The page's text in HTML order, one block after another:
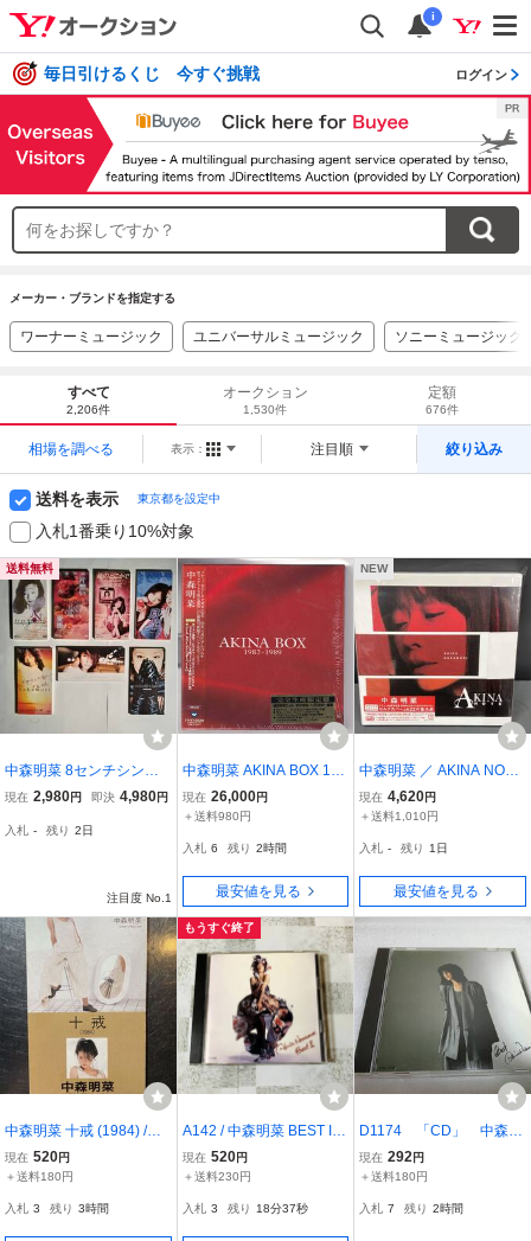
i
毎日引けるくじ 今すぐ挑戦 ログイン
メーカー・ブランドを指定する
ワーナーミュージック ユニバーサルミュージック ソニーミュージック
すべて
2,206件
オークション
1,530件
定額
676件
相場を調べる 表示： 注目順 絞り込み
送料を表示 東京都を設定中
入札1番乗り10%対象
送料無料
中森明菜 8センチシング
ル（MVDDシリーズ）7枚
現在 2,980円 即決 4,980円
入札 - 残り 2日
注目度 No.1
中森明菜 AKINA BOX 198
2-1989 豪華紙ジャケット
完全生産限定盤CD18枚組
現在 26,000円
＋送料980円
入札 6 残り 2時間
最安値を見る
NEW
中森明菜 ／ AKINA NOTE
(2CDデラックス・エディ
ション)(初回生産限定盤)
現在 4,620円
＋送料1,010円
入札 - 残り 1日
最安値を見る
中森明菜 十戒 (1984) /こ
れからNaturally 8cmシン
グルCD
現在 520円
＋送料180円
入札 3 残り 3時間
もうすぐ終了
A142 / 中森明菜 BEST II
ベスト2 CD 32L2-49 難破
船 TATTOO DESIRE TAN
現在 520円
＋送料230円
入札 3 残り 18分36秒
D1174 「CD」 中森明
菜 / BEST ベスト盤 32X
L-150 スローモーショ
ィング 飾りじゃないの
現在 292円
＋送料180円
入札 7 残り 2時間